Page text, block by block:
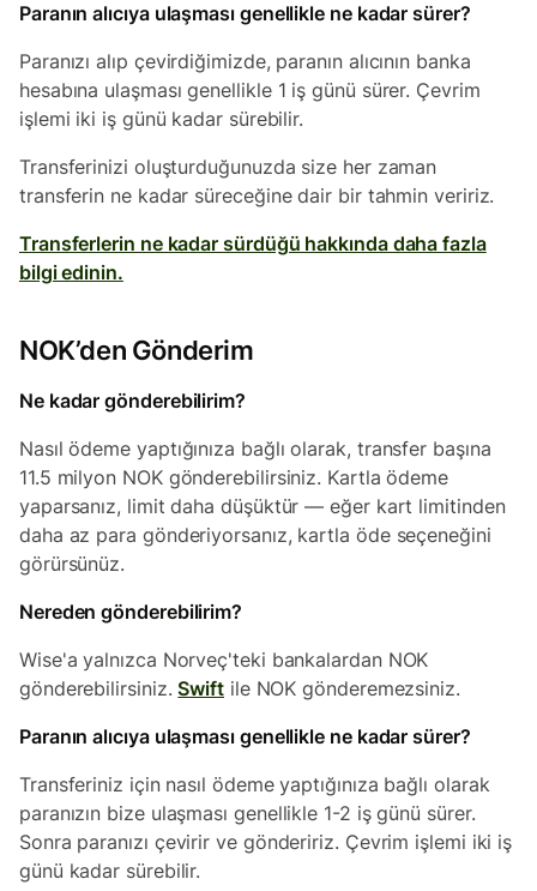
Paranın alıcıya ulaşması genellikle ne kadar sürer?
Paranızı alıp çevirdiğimizde, paranın alıcının banka
hesabına ulaşması genellikle 1 iş günü sürer. Çevrim
işlemi iki iş günü kadar sürebilir.
Transferinizi oluşturduğunuzda size her zaman
transferin ne kadar süreceğine dair bir tahmin veririz.
Transferlerin ne kadar sürdüğü hakkında daha fazla
bilgi edinin.
NOK’den Gönderim
Ne kadar gönderebilirim?
Nasıl ödeme yaptığınıza bağlı olarak, transfer başına
11.5 milyon NOK gönderebilirsiniz. Kartla ödeme
yaparsanız, limit daha düşüktür — eğer kart limitinden
daha az para gönderiyorsanız, kartla öde seçeneğini
görürsünüz.
Nereden gönderebilirim?
Wise'a yalnızca Norveç'teki bankalardan NOK
gönderebilirsiniz.Swift ile NOK gönderemezsiniz.
Paranın alıcıya ulaşması genellikle ne kadar sürer?
Transferiniz için nasıl ödeme yaptığınıza bağlı olarak
paranızın bize ulaşması genellikle 1-2 iş günü sürer.
Sonra paranızı çevirir ve göndeririz. Çevrim işlemi iki iş
günü kadar sürebilir.